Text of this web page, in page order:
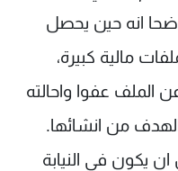
انه حين يحصل
مالية كبيرة،
الملف عفوا واحالته
الهدف من انشائها.
يكون في النيابة